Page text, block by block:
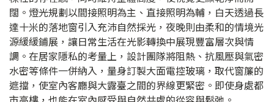
闊。燈光規劃以間接照明為主、直接照明為輔，白天透過長
達十米的落地窗引入充沛自然採光，夜晚則由柔和的情境光
源緩緩鋪展，讓日常生活在光影轉換中展現豐富層次與情
調。在居家隱私的考量上，設計團隊將阻熱、抗風壓與氣密
水密等條件一併納入，量身訂製大面電控玻璃，取代窗簾的
遮擋，使室內客廳與大露臺之間的界線更緊密。即使身處都